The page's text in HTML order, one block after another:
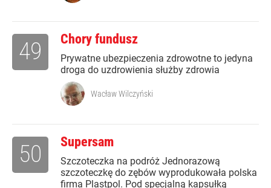
Chory fundusz
Prywatne ubezpieczenia zdrowotne to jedyna
droga do uzdrowienia służby zdrowia
49
Wacław Wilczyński
Supersam
Szczoteczka na podróż Jednorazową
szczoteczkę do zębów wyprodukowała polska
firma Plastpol. Pod specjalną kapsułką
50